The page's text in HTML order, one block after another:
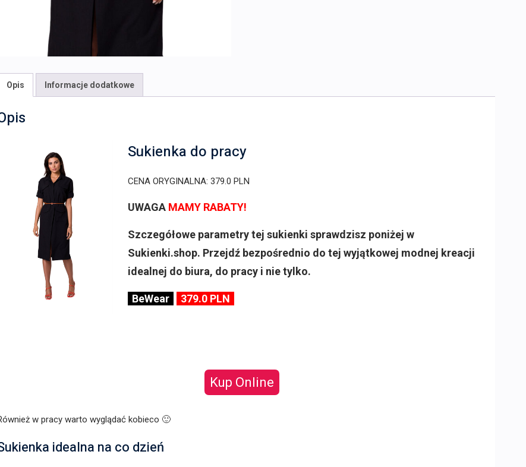
Opis Informacje dodatkowe
Sukienka do pracy
CENA ORYGINALNA: 379.0 PLN
UWAGA MAMY RABATY!
Szczegółowe parametry tej sukienki sprawdzisz poniżej w
Sukienki.shop. Przejdź bezpośrednio do tej wyjątkowej modnej kreacji
idealnej do biura, do pracy i nie tylko.
BeWear 379.0 PLN
Kup Online
w pracy warto wyglądać kobieco 🙂
idealna na co dzień